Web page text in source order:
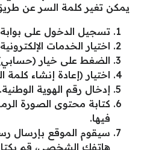
يمكن تغير كلمة السر عن
تسجيل الدخول على
اختيار الخدمات
الضغط على خيار
اختيار (إعادة إنشاء كلمة
إدخال رقم الهوية الوطنية.
كتابة محتوى الصورة
فيها.
سيقوم الموقع بإرسال
هاتفك الشخصي، قم